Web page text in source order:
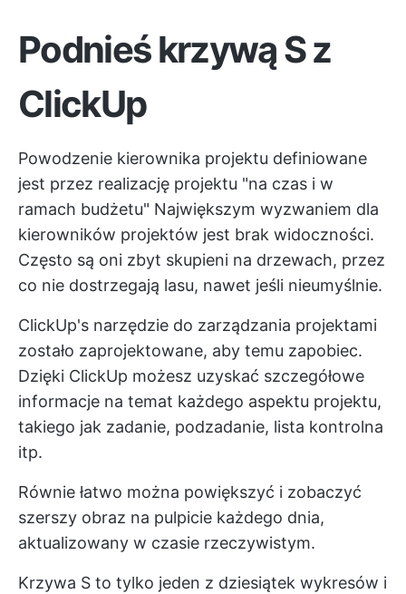
Podnieś krzywą S z
ClickUp
Powodzenie kierownika projektu definiowane
jest przez realizację projektu "na czas i w
ramach budżetu" Największym wyzwaniem dla
kierowników projektów jest brak widoczności.
Często są oni zbyt skupieni na drzewach, przez
co nie dostrzegają lasu, nawet jeśli nieumyślnie.
ClickUp's narzędzie do zarządzania projektami
zostało zaprojektowane, aby temu zapobiec.
Dzięki ClickUp możesz uzyskać szczegółowe
informacje na temat każdego aspektu projektu,
takiego jak zadanie, podzadanie, lista kontrolna
itp.
Równie łatwo można powiększyć i zobaczyć
szerszy obraz na pulpicie każdego dnia,
aktualizowany w czasie rzeczywistym.
Krzywa S to tylko jeden z dziesiątek wykresów i